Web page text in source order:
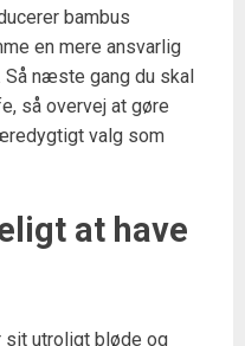
bambus
en mere ansvarlig
næste gang du skal
så overvej at gøre
valg som
at have
sit utroligt bløde og